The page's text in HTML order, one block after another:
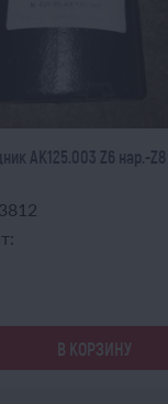
АК125.003 Z6 нар.-
В КОРЗИНУ